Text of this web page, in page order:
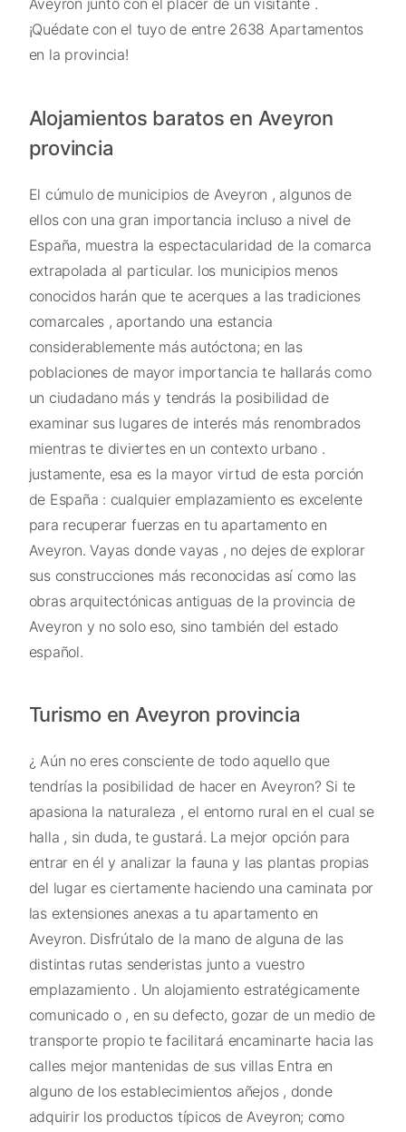
Aveyron junto con el placer de un visitante .
¡Quédate con el tuyo de entre 2638 Apartamentos
en la provincia!
Alojamientos baratos en Aveyron
provincia
El cúmulo de municipios de Aveyron , algunos de
ellos con una gran importancia incluso a nivel de
España, muestra la espectacularidad de la comarca
extrapolada al particular. los municipios menos
conocidos harán que te acerques a las tradiciones
comarcales , aportando una estancia
considerablemente más autóctona; en las
poblaciones de mayor importancia te hallarás como
un ciudadano más y tendrás la posibilidad de
examinar sus lugares de interés más renombrados
mientras te diviertes en un contexto urbano .
justamente, esa es la mayor virtud de esta porción
de España : cualquier emplazamiento es excelente
para recuperar fuerzas en tu apartamento en
Aveyron. Vayas donde vayas , no dejes de explorar
sus construcciones más reconocidas así como las
obras arquitectónicas antiguas de la provincia de
Aveyron y no solo eso, sino también del estado
español.
Turismo en Aveyron provincia
¿ Aún no eres consciente de todo aquello que
tendrías la posibilidad de hacer en Aveyron? Si te
apasiona la naturaleza , el entorno rural en el cual se
halla , sin duda, te gustará. La mejor opción para
entrar en él y analizar la fauna y las plantas propias
del lugar es ciertamente haciendo una caminata por
las extensiones anexas a tu apartamento en
Aveyron. Disfrútalo de la mano de alguna de las
distintas rutas senderistas junto a vuestro
emplazamiento . Un alojamiento estratégicamente
comunicado o , en su defecto, gozar de un medio de
transporte propio te facilitará encaminarte hacia las
calles mejor mantenidas de sus villas Entra en
alguno de los establecimientos añejos , donde
adquirir los productos típicos de Aveyron; como